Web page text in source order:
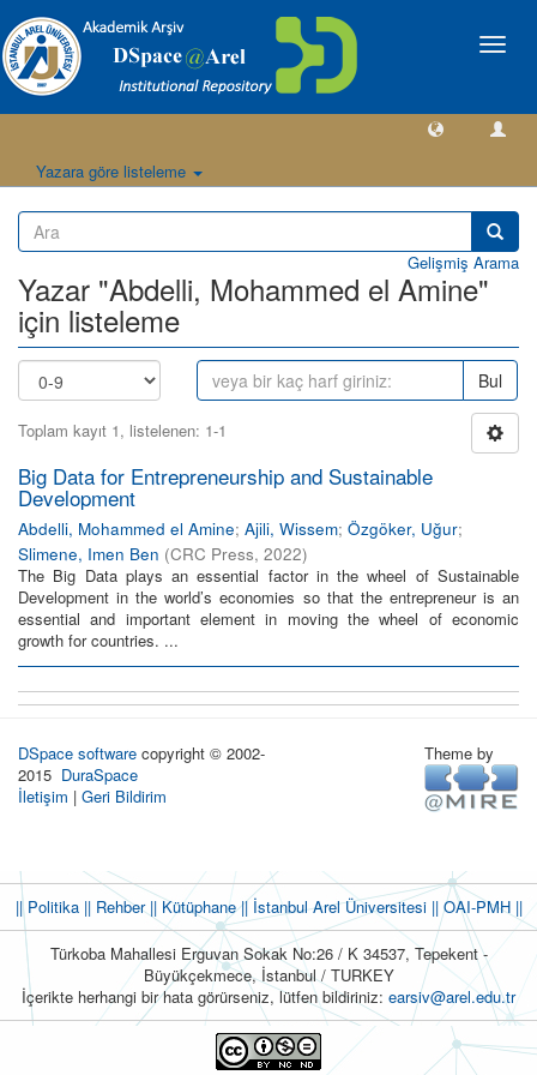
Geçiş
Yazara göre listeleme
Gelişmiş Arama
Yazar "Abdelli, Mohammed el Amine"
için listeleme
Bul
Toplam kayıt 1, listelenen: 1-1
Big Data for Entrepreneurship and Sustainable
Development
Abdelli, Mohammed el Amine; Ajili, Wissem; Özgöker, Uğur;
Slimene, Imen Ben (CRC Press, 2022)
The Big Data plays an essential factor in the wheel of Sustainable
Development in the world’s economies so that the entrepreneur is an
essential and important element in moving the wheel of economic
growth for countries. ...
DSpace software copyright © 2002-
2015 DuraSpace
İletişim | Geri Bildirim
Theme by
|| Politika|| Rehber|| Kütüphane|| İstanbul Arel Üniversitesi ||OAI-PMH ||
Türkoba Mahallesi Erguvan Sokak No:26 / K 34537, Tepekent -
Büyükçekmece, İstanbul / TURKEY
İçerikte herhangi bir hata görürseniz, lütfen bildiriniz: earsiv@arel.edu.tr